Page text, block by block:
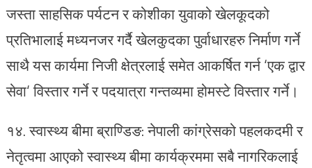
जस्ता साहसिक पर्यटन र कोशीका युवाको खेलकूदको
प्रतिभालाई मध्यनजर गर्दै खेलकुदका पुर्वाधारहरु निर्माण गर्ने
साथै यस कार्यमा निजी क्षेत्रलाई समेत आकर्षित गर्न ‘एक द्वार
सेवा‘ विस्तार गर्ने र पदयात्रा गन्तव्यमा होमस्टे विस्तार गर्ने।
१४. स्वास्थ्य बीमा ब्राण्डिङ: नेपाली कांग्रेसको पहलकदमी र
नेतृत्वमा आएको स्वास्थ्य बीमा कार्यक्रममा सबै नागरिकलाई